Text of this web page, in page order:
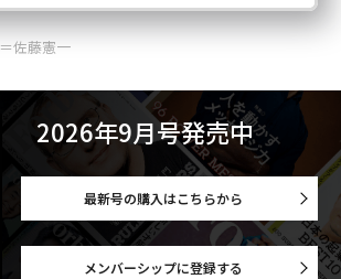
佐藤憲一
2026年9月号発売中
最新号の購入はこちらから
メンバーシップに登録する